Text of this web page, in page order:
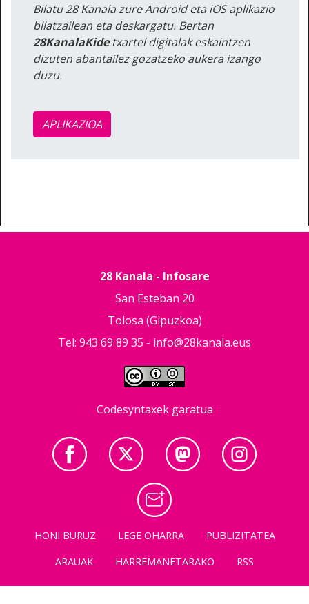
Bilatu 28 Kanala zure Android eta iOS aplikazio
bilatzailean eta deskargatu. Bertan
28KanalaKidetxartel digitalak eskaintzen
dizuten abantailez gozatzeko aukera izango
duzu.
APLIKAZIOA
28 Kanala - Infosare
San Esteban 20
Tolosa (Gipuzkoa)
Tel: 943 69 89 35 - info@28kanala.eus
Codesyntaxek garatua
HONI BURUZ LEGE OHARRA
PUBLIZITATEA
ARAUAK
HARREMANETARAKO RSS